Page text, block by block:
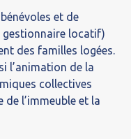
et de
locatif)
des familles logées.
l’animation de la
collectives
l’immeuble et la